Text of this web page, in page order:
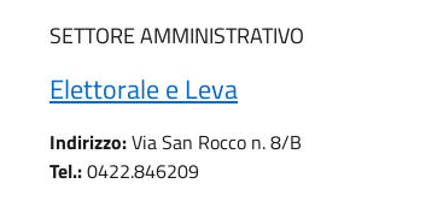
SETTORE AMMINISTRATIVO
Elettorale e Leva
Indirizzo:Via San Rocco n. 8/B
Tel.:0422.846209